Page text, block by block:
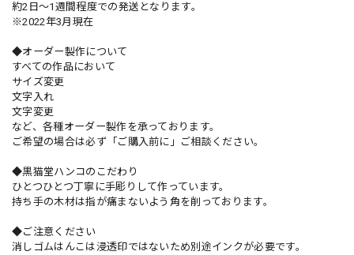
約2日〜1週間程度での発送となります。
※2022年3月現在
◆オーダー製作について
すべての作品において
サイズ変更
文字入れ
文字変更
など、各種オーダー製作を承っております。
ご希望の場合は必ず「ご購入前に」ご相談ください。
◆黒猫堂ハンコのこだわり
ひとつひとつ丁寧に手彫りして作っています。
持ち手の木材は指が痛まないよう角を削っております。
◆ご注意ください
消しゴムはんこは浸透印ではないため別途インクが必要です。